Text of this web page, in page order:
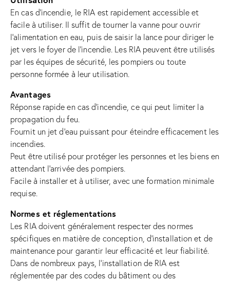
En cas d’incendie, le RIA est rapidement accessible et
facile à utiliser. Il suffit de tourner la vanne pour ouvrir
l’alimentation en eau, puis de saisir la lance pour diriger le
jet vers le foyer de l’incendie. Les RIA peuvent être utilisés
par les équipes de sécurité, les pompiers ou toute
personne formée à leur utilisation.
Avantages
Réponse rapide en cas d’incendie, ce qui peut limiter la
propagation du feu.
Fournit un jet d’eau puissant pour éteindre efficacement les
incendies.
Peut être utilisé pour protéger les personnes et les biens en
attendant l’arrivée des pompiers.
Facile à installer et à utiliser, avec une formation minimale
requise.
Normes et réglementations
Les RIA doivent généralement respecter des normes
spécifiques en matière de conception, d’installation et de
maintenance pour garantir leur efficacité et leur fiabilité.
Dans de nombreux pays, l’installation de RIA est
réglementée par des codes du bâtiment ou des